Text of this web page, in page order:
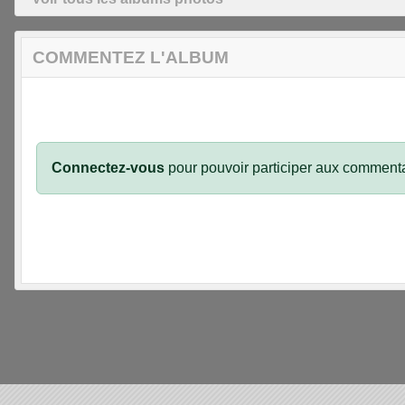
COMMENTEZ L'ALBUM
Connectez-vous pour pouvoir participer aux